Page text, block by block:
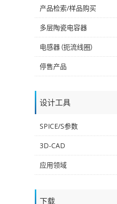
产品检索/样品购买
多层陶瓷电容器
电感器（扼流线圈）
停售产品
设计工具
SPICE/S参数
3D-CAD
应用领域
下载